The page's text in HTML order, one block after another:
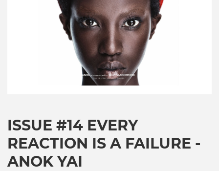
ISSUE #14 EVERY
REACTION IS A FAILURE -
ANOK YAI